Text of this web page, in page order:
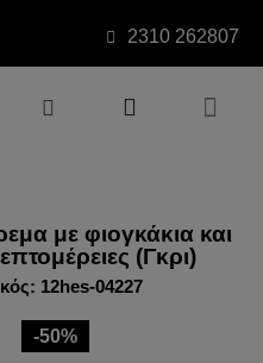
2310 262807
με φιογκάκια και
(Γκρι)
12hes-04227
-50%